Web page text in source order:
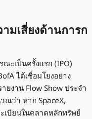
มเสี่ยงด้านการก
ณะเป็นครั้งแรก (IPO)
ได้เชื่อมโยงอย่าง
ยงาน Flow Show ประจำ
ณว่า หาก SpaceX,
เบียนในตลาดหลักทรัพย์